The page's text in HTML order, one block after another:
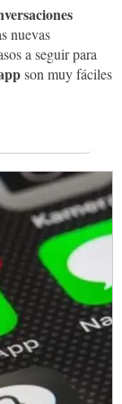
nuevas
a seguir para
son muy fáciles